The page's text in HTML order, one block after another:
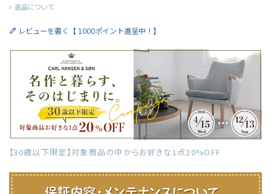
返品について
レビューを書く【 1000ポイント進呈中！】
【30歳以下限定】対象商品の中からお好きな1点20%OFF